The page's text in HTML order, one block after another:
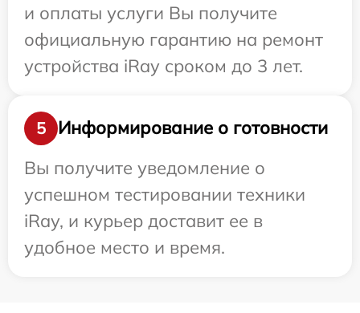
и оплаты услуги Вы получите
официальную гарантию на ремонт
устройства iRay сроком до 3 лет.
5
Информирование о готовности
Вы получите уведомление о
успешном тестировании техники
iRay, и курьер доставит ее в
удобное место и время.